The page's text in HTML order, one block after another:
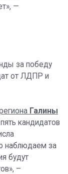
—
за победу
от ЛДПР и
Галины
кандидатов
наблюдаем за
будут
–